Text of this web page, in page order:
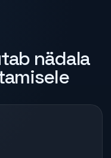
nädala